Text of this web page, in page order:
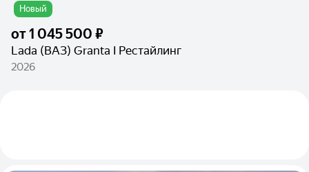
Новый
от1 045 500 ₽
Lada (ВАЗ) Granta I Рестайлинг
2026